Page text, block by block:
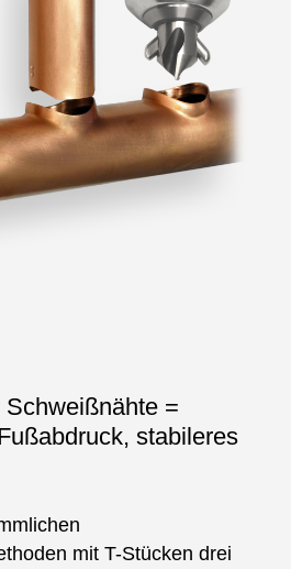
=
stabileres
mit T-Stücken drei